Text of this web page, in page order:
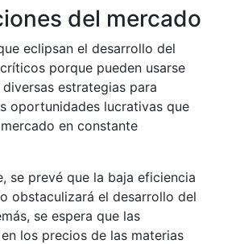
del mercado
eclipsan el desarrollo del
porque pueden usarse
estrategias para
oportunidades lucrativas que
en constante
se prevé que la baja eficiencia
obstaculizará el desarrollo del
se espera que las
los precios de las materias